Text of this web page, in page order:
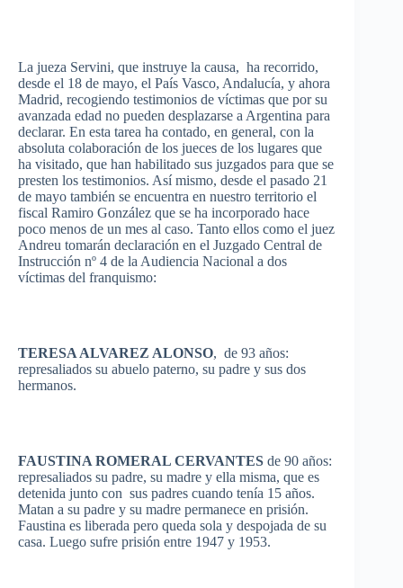
La jueza Servini, que instruye la causa, ha recorrido,
desde el 18 de mayo, el País Vasco, Andalucía, y ahora
Madrid, recogiendo testimonios de víctimas que por su
avanzada edad no pueden desplazarse a Argentina para
declarar. En esta tarea ha contado, en general, con la
absoluta colaboración de los jueces de los lugares que
ha visitado, que han habilitado sus juzgados para que se
presten los testimonios. Así mismo, desde el pasado 21
de mayo también se encuentra en nuestro territorio el
fiscal Ramiro González que se ha incorporado hace
poco menos de un mes al caso. Tanto ellos como el juez
Andreu tomarán declaración en el Juzgado Central de
Instrucción nº 4 de la Audiencia Nacional a dos
víctimas del franquismo:
TERESA ALVAREZ ALONSO, de 93 años:
represaliados su abuelo paterno, su padre y sus dos
hermanos.
FAUSTINA ROMERAL CERVANTES de 90 años:
represaliados su padre, su madre y ella misma, que es
detenida junto con sus padres cuando tenía 15 años.
Matan a su padre y su madre permanece en prisión.
Faustina es liberada pero queda sola y despojada de su
casa. Luego sufre prisión entre 1947 y 1953.